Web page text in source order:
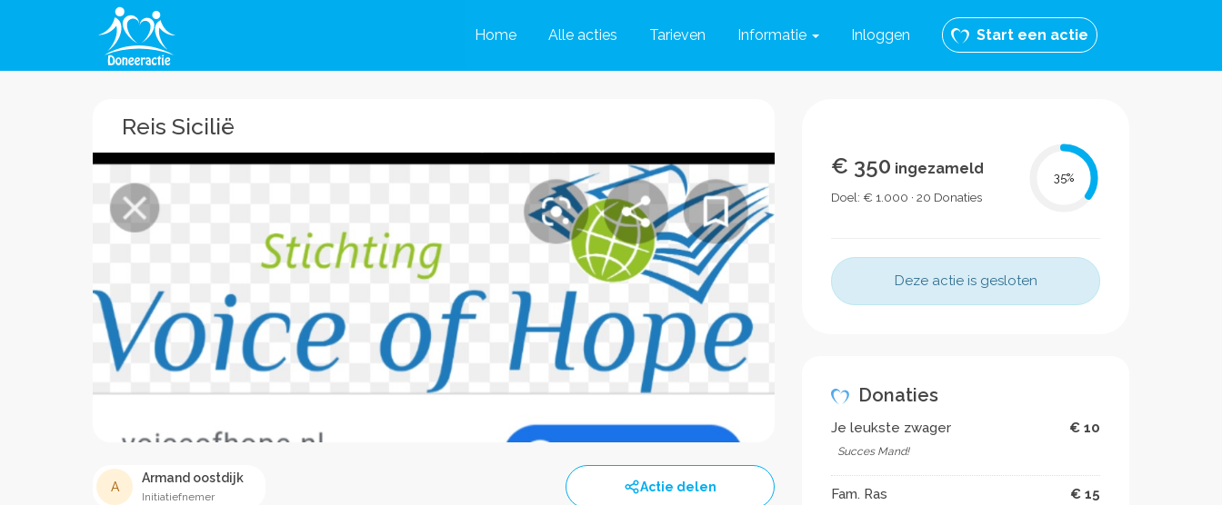
Home Alle acties Tarieven Informatie Inloggen Start een actie
Reis Sicilië
A
Armand oostdijk
Initiatiefnemer
Actie delen
€ 350 ingezameld
Doel: € 1.000 · 20 Donaties
35%
Deze actie is gesloten
Donaties
Je leukste zwager € 10
Succes Mand!
Fam. Ras € 15